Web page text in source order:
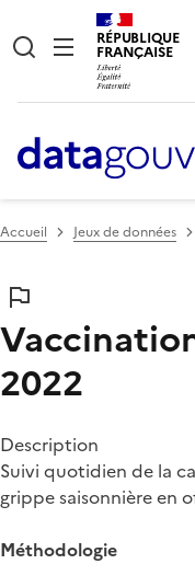
RÉPUBLIQUE
FRANÇAISE
Accueil Jeux de données
2022
Description
Suivi quotidien de la
grippe saisonnière en
Méthodologie